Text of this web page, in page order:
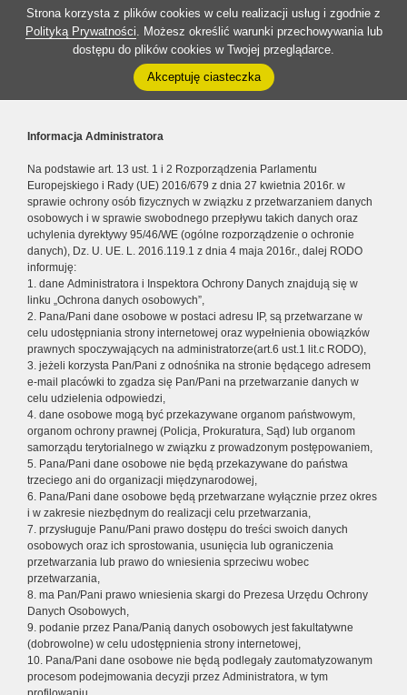
Strona korzysta z plików cookies w celu realizacji usług i zgodnie z
Polityką Prywatności. Możesz określić warunki przechowywania lub
dostępu do plików cookies w Twojej przeglądarce.
Akceptuję ciasteczka
Informacja Administratora
Na podstawie art. 13 ust. 1 i 2 Rozporządzenia Parlamentu
Europejskiego i Rady (UE) 2016/679 z dnia 27 kwietnia 2016r. w
sprawie ochrony osób fizycznych w związku z przetwarzaniem danych
osobowych i w sprawie swobodnego przepływu takich danych oraz
uchylenia dyrektywy 95/46/WE (ogólne rozporządzenie o ochronie
danych), Dz. U. UE. L. 2016.119.1 z dnia 4 maja 2016r., dalej RODO
informuję:
1. dane Administratora i Inspektora Ochrony Danych znajdują się w
linku „Ochrona danych osobowych”,
2. Pana/Pani dane osobowe w postaci adresu IP, są przetwarzane w
celu udostępniania strony internetowej oraz wypełnienia obowiązków
prawnych spoczywających na administratorze(art.6 ust.1 lit.c RODO),
3. jeżeli korzysta Pan/Pani z odnośnika na stronie będącego adresem
e-mail placówki to zgadza się Pan/Pani na przetwarzanie danych w
celu udzielenia odpowiedzi,
4. dane osobowe mogą być przekazywane organom państwowym,
organom ochrony prawnej (Policja, Prokuratura, Sąd) lub organom
samorządu terytorialnego w związku z prowadzonym postępowaniem,
5. Pana/Pani dane osobowe nie będą przekazywane do państwa
trzeciego ani do organizacji międzynarodowej,
6. Pana/Pani dane osobowe będą przetwarzane wyłącznie przez okres
i w zakresie niezbędnym do realizacji celu przetwarzania,
7. przysługuje Panu/Pani prawo dostępu do treści swoich danych
osobowych oraz ich sprostowania, usunięcia lub ograniczenia
przetwarzania lub prawo do wniesienia sprzeciwu wobec
przetwarzania,
8. ma Pan/Pani prawo wniesienia skargi do Prezesa Urzędu Ochrony
Danych Osobowych,
9. podanie przez Pana/Panią danych osobowych jest fakultatywne
(dobrowolne) w celu udostępnienia strony internetowej,
10. Pana/Pani dane osobowe nie będą podlegały zautomatyzowanym
procesom podejmowania decyzji przez Administratora, w tym